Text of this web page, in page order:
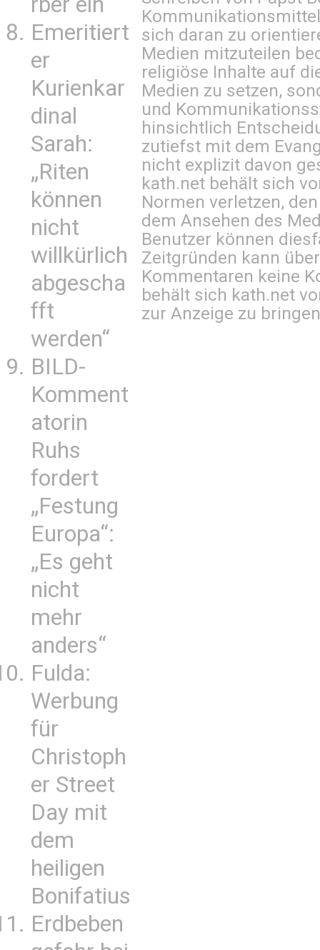
Emeritiert
er
Kurienkar
dinal
Sarah:
„Riten
können
nicht
willkürlich
abgescha
fft
werden“
BILD-
Komment
atorin
Ruhs
fordert
„Festung
Europa“:
„Es geht
nicht
mehr
anders“
Fulda:
Werbung
für
Christoph
er Street
Day mit
dem
heiligen
Bonifatius
Erdbeben
sich daran zu
Medien mitzuteilen
religiöse Inhalte auf
Medien zu setzen,
und
hinsichtlich
zutiefst mit dem
nicht explizit davon
kath.net behält sich
Normen verletzen,
dem Ansehen des
Benutzer können
Zeitgründen kann
Kommentaren keine
behält sich kath.net
zur Anzeige zu